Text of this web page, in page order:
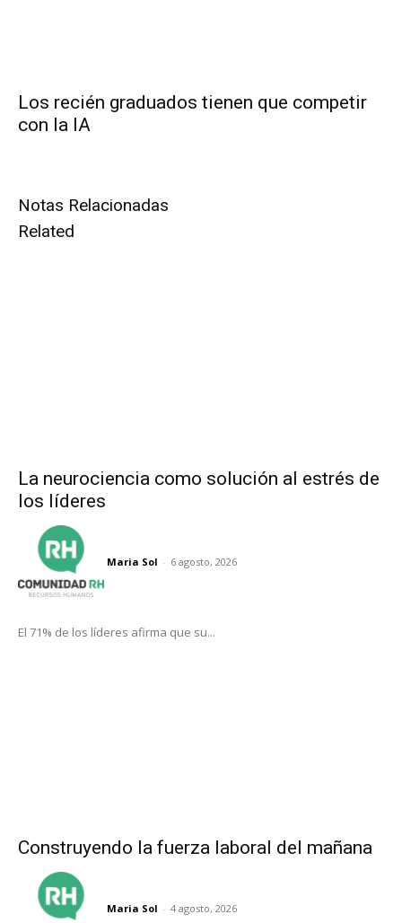
Los recién graduados tienen que competir
con la IA
Notas Relacionadas
Related
La neurociencia como solución al estrés de
los líderes
Maria Sol - 6 agosto, 2026
El 71% de los líderes afirma que su...
Construyendo la fuerza laboral del mañana
Maria Sol - 4 agosto, 2026